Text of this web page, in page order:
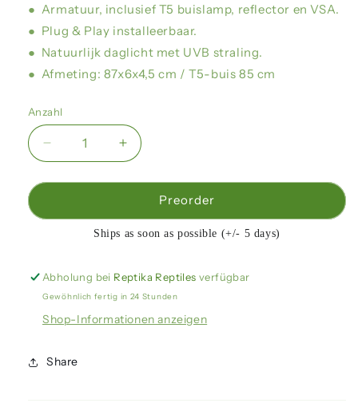
● Armatuur, inclusief T5 buislamp, reflector en VSA.
● Plug & Play installeerbaar.
● Natuurlijk daglicht met UVB straling.
● Afmeting: 87x6x4,5 cm / T5-buis 85 cm
Anzahl
Verringere
die
Menge
Arcadia
Kit,
12%
UV
39W
Erhöhe
die
Menge
Arcadia
-
Kit,
12%
UV
Preorder
Ships as soon as possible (+/- 5 days)
Abholung bei Reptika Reptiles verfügbar
Gewöhnlich fertig in 24 Stunden
Shop-Informationen anzeigen
Share